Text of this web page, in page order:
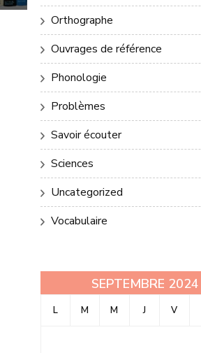
Orthographe
Ouvrages de référence
Phonologie
Problèmes
Savoir écouter
Sciences
Uncategorized
Vocabulaire
SEPTEMBRE 2024
L M M J V